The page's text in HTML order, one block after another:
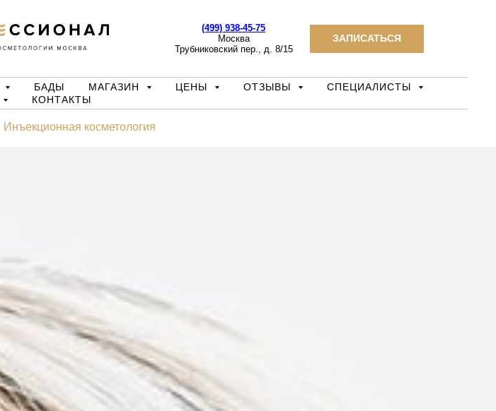
(499) 938-45-75
Москва
Трубниковский пер., д. 8/15
ЗАПИСАТЬСЯ
БАДЫ МАГАЗИН ЦЕНЫ ОТЗЫВЫ
СПЕЦИАЛИСТЫ
КОНТАКТЫ
Инъекционная косметология